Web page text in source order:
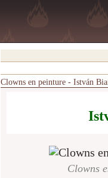
Clowns en peinture - István
Clowns